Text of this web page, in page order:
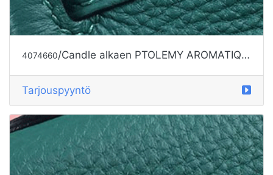
4074660/Candle alkaen PTOLEMY AROMATIQUE
Tarjouspyyntö